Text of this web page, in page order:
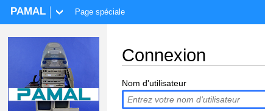
Connexion
Nom d'utilisateur
PAMAL Page spéciale